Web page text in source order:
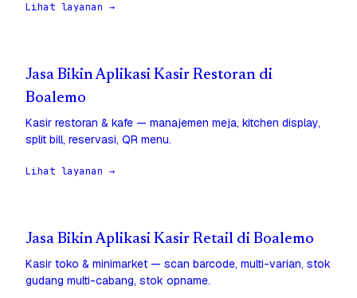
Lihat layanan →
Jasa Bikin Aplikasi Kasir Restoran di
Boalemo
Kasir restoran & kafe — manajemen meja, kitchen display,
split bill, reservasi, QR menu.
Lihat layanan →
Jasa Bikin Aplikasi Kasir Retail di Boalemo
Kasir toko & minimarket — scan barcode, multi-varian, stok
gudang multi-cabang, stok opname.